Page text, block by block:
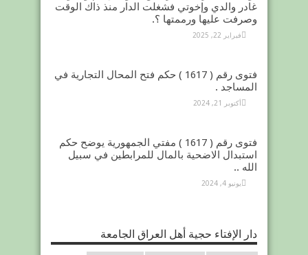
غادر والدي وإخوتي فشغلت الدار منذ ذاك الوقت
وصرفت عليها ورممتها ؟.
فبراير 22, 2025
فتوى رقم ( 1617 ) حكم فتح المحال التجارية في
المساجد .
أكتوبر 21, 2024
فتوى رقم ( 1617 ) مفتي الجمهورية يوضح حكم
استبدال الاضحية بالمال للمرابطين في سبيل
الله ..
يونيو 4, 2024
دار الإفتاء حجية أهل العراق الجامعة